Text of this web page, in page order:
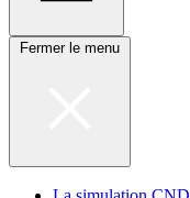
Fermer le menu